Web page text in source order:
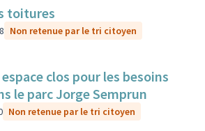
toitures
8 Non retenue par le tri citoyen
clos pour les besoins
le parc Jorge Semprun
Non retenue par le tri citoyen